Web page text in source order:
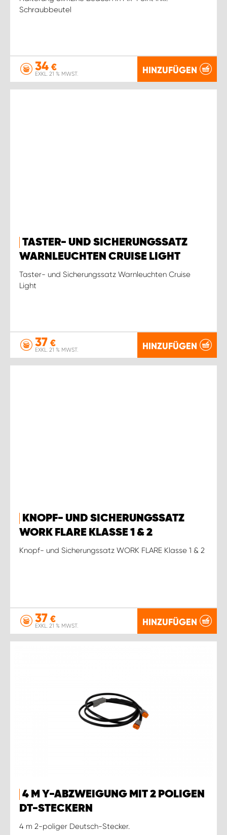
Schraubbeutel
34 €
EXKL. 21 % MWST. HINZUFÜGEN
TASTER- UND SICHERUNGSSATZ
WARNLEUCHTEN CRUISE LIGHT
Taster- und Sicherungssatz Warnleuchten Cruise
Light
37 €
EXKL. 21 % MWST. HINZUFÜGEN
KNOPF- UND SICHERUNGSSATZ
WORK FLARE KLASSE 1 & 2
Knopf- und Sicherungssatz WORK FLARE Klasse 1 & 2
37 €
EXKL. 21 % MWST. HINZUFÜGEN
4 M Y-ABZWEIGUNG MIT 2 POLIGEN
DT-STECKERN
4 m 2-poliger Deutsch-Stecker.